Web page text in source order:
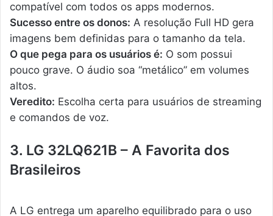
compatível com todos os apps modernos.
Sucesso entre os donos: A resolução Full HD gera
imagens bem definidas para o tamanho da tela.
O que pega para os usuários é: O som possui
pouco grave. O áudio soa “metálico” em volumes
altos.
Veredito: Escolha certa para usuários de streaming
e comandos de voz.
3. LG 32LQ621B – A Favorita dos
Brasileiros
A LG entrega um aparelho equilibrado para o uso